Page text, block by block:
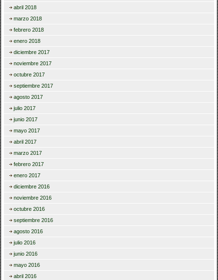
abril 2018
marzo 2018
febrero 2018
enero 2018
diciembre 2017
noviembre 2017
octubre 2017
septiembre 2017
agosto 2017
julio 2017
junio 2017
mayo 2017
abril 2017
marzo 2017
febrero 2017
enero 2017
diciembre 2016
noviembre 2016
octubre 2016
septiembre 2016
agosto 2016
julio 2016
junio 2016
mayo 2016
abril 2016